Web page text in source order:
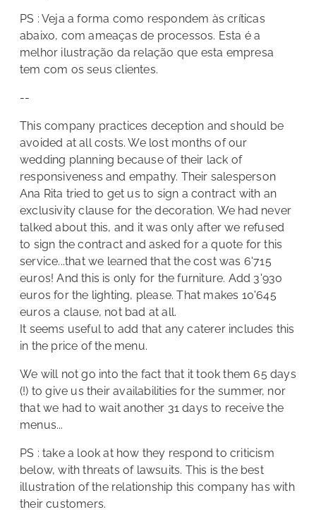
PS : Veja a forma como respondem às críticas
abaixo, com ameaças de processos. Esta é a
melhor ilustração da relação que esta empresa
tem com os seus clientes.
--
This company practices deception and should be
avoided at all costs. We lost months of our
wedding planning because of their lack of
responsiveness and empathy. Their salesperson
Ana Rita tried to get us to sign a contract with an
exclusivity clause for the decoration. We had never
talked about this, and it was only after we refused
to sign the contract and asked for a quote for this
service...that we learned that the cost was 6'715
euros! And this is only for the furniture. Add 3'930
euros for the lighting, please. That makes 10'645
euros a clause, not bad at all.
It seems useful to add that any caterer includes this
in the price of the menu.
We will not go into the fact that it took them 65 days
(!) to give us their availabilities for the summer, nor
that we had to wait another 31 days to receive the
menus...
PS : take a look at how they respond to criticism
below, with threats of lawsuits. This is the best
illustration of the relationship this company has with
their customers.